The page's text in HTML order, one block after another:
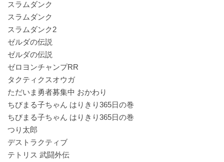
スラムダンク
スラムダンク
スラムダンク2
ゼルダの伝説
ゼルダの伝説
ゼロヨンチャンプRR
タクティクスオウガ
ただいま勇者募集中 おかわり
ちびまる子ちゃん はりきり365日の巻
ちびまる子ちゃん はりきり365日の巻
つり太郎
デストラクティブ
テトリス 武闘外伝